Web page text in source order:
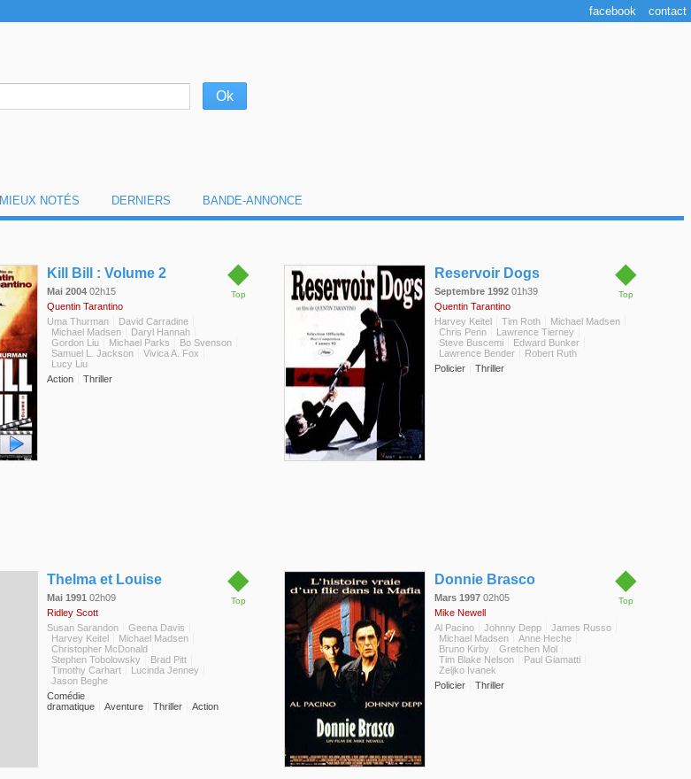
MIEUX NOTÉS DERNIERS BANDE-ANNONCE
◆
Top
Kill Bill : Volume 2
Mai 200402h15
Quentin Tarantino
Uma Thurman
David Carradine
Michael Madsen
Daryl Hannah
Gordon Liu
Michael Parks
Bo Svenson
Samuel L. Jackson
Vivica A. Fox
Lucy Liu
Action
Thriller
◆
Top
Reservoir Dogs
Septembre 199201h39
Quentin Tarantino
Harvey Keitel
Tim Roth
Michael Madsen
Chris Penn
Lawrence Tierney
Steve Buscemi
Edward Bunker
Lawrence Bender
Robert Ruth
Policier
Thriller
◆
Top
Thelma et Louise
Mai 199102h09
Ridley Scott
Susan Sarandon
Geena Davis
Harvey Keitel
Michael Madsen
Christopher McDonald
Stephen Tobolowsky
Brad Pitt
Timothy Carhart
Lucinda Jenney
Jason Beghe
Comédie
dramatique
Aventure Thriller Action
◆
Top
Donnie Brasco
Mars 199702h05
Mike Newell
Al Pacino
Johnny Depp
James Russo
Michael Madsen
Anne Heche
Bruno Kirby
Gretchen Mol
Tim Blake Nelson
Paul Giamatti
Zeljko Ivanek
Policier
Thriller
facebook contact